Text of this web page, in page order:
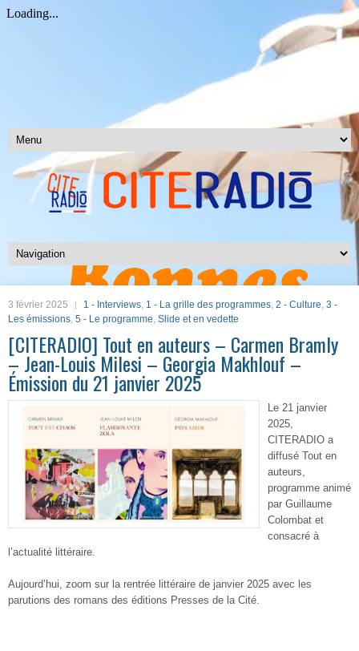
3 février 2025 1 - Interviews, 1 - La grille des programmes, 2 - Culture, 3 -
Les émissions, 5 - Le programme, Slide et en vedette
[CITERADIO] Tout en auteurs – Carmen Bramly
– Jean-Louis Milesi – Georgia Makhlouf –
Émission du 21 janvier 2025
Le 21 janvier
2025,
CITERADIO a
diffusé Tout en
auteurs,
programme animé
par Guillaume
Colombat et
consacré à
l’actualité littéraire.
Aujourd’hui, zoom sur la rentrée littéraire de janvier 2025 avec les
parutions des romans des éditions Presses de la Cité.